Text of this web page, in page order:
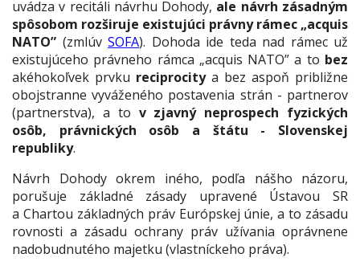
uvádza v recitáli návrhu Dohody, ale návrh zásadným
spôsobom rozširuje existujúci právny rámec „acquis
NATO” (zmlúv SOFA). Dohoda ide teda nad rámec už
existujúceho právneho rámca „acquis NATO” a to bez
akéhokoľvek prvku reciprocity a bez aspoň približne
obojstranne vyváženého postavenia strán - partnerov
(partnerstva), a to v zjavný neprospech fyzických
osôb, právnických osôb a štátu - Slovenskej
republiky.
Návrh Dohody okrem iného, podľa nášho názoru,
porušuje základné zásady upravené Ústavou SR
a Chartou základných práv Európskej únie, a to zásadu
rovnosti a zásadu ochrany práv užívania oprávnene
nadobudnutého majetku (vlastníckeho práva).